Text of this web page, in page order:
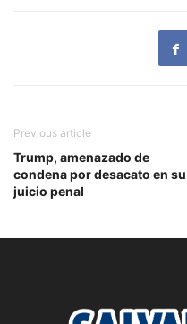
Previous article
Trump, amenazado de
condena por desacato en su
juicio penal